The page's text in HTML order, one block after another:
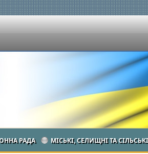
РАДА МІСЬКІ, СЕЛИЩНІ ТА